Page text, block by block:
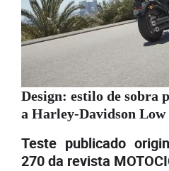
Design: estilo de sobra
a Harley-Davidson Low
Teste publicado
270 da revista